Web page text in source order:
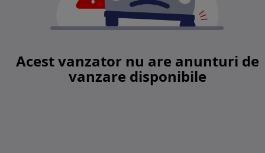
Acest vanzator nu are anunturi de
vanzare disponibile